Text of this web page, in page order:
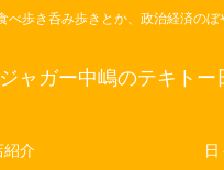
べ歩き呑み歩きとか、政治経済の
ジャガー中嶋のテキトー
紹介